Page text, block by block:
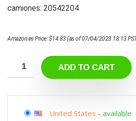
camiones: 20542204
Amazon.es Price:$14.83 (as of 07/04/2023 18:13
ADD TO CART
United States - available